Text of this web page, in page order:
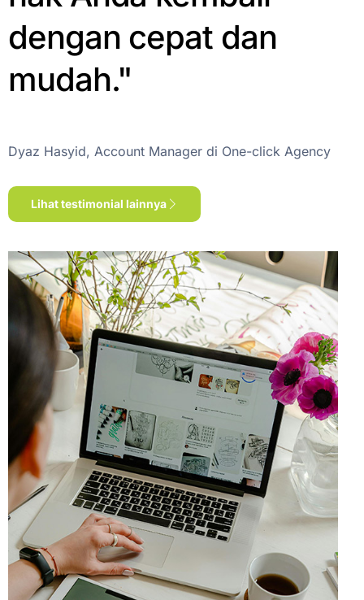
dengan cepat dan
mudah."
Dyaz Hasyid, Account Manager di One-click Agency
Lihat testimonial lainnya